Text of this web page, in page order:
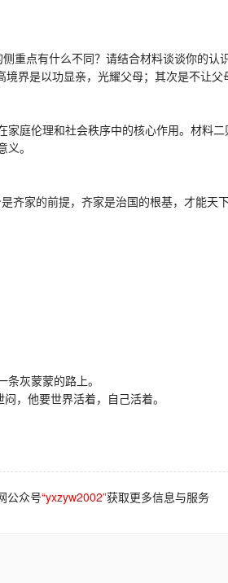
点有什么不同？请结合材料谈谈你的认识
是以功显亲，光耀父母；其次是不让
伦理和社会秩序中的核心作用。材料
。
家的前提，齐家是治国的根基，才能天
灰蒙蒙的路上。
，他要世界活着，自己活着。
公众号“yxzyw2002”获取更多信息与服务